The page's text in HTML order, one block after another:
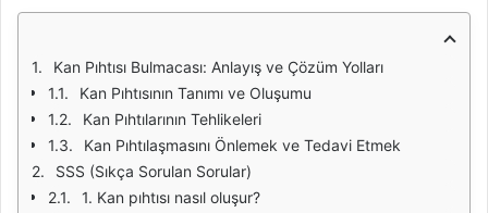
Kan Pıhtısı Bulmacası: Anlayış ve Çözüm Yolları
Kan Pıhtısının Tanımı ve Oluşumu
Kan Pıhtılarının Tehlikeleri
Kan Pıhtılaşmasını Önlemek ve Tedavi Etmek
SSS (Sıkça Sorulan Sorular)
1. Kan pıhtısı nasıl oluşur?